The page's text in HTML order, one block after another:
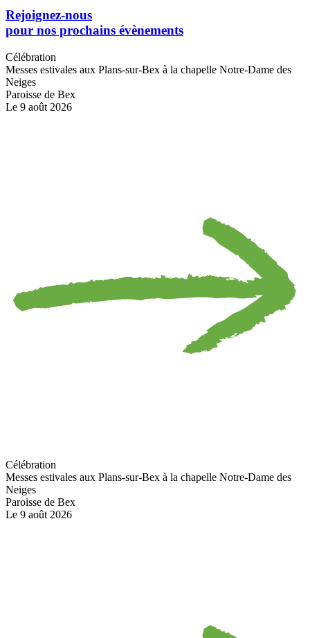
Rejoignez-nous
pour nos prochains évènements
Célébration
Messes estivales aux Plans-sur-Bex à la chapelle Notre-Dame des
Neiges
Paroisse de Bex
Le 9 août 2026
Célébration
Messes estivales aux Plans-sur-Bex à la chapelle Notre-Dame des
Neiges
Paroisse de Bex
Le 9 août 2026